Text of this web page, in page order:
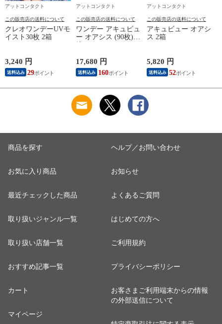
アットコンタクト
この販売店の送料について
クレオワンデーUVモ
イスト30枚 2箱
3,240 円
送料込み 29
アットコンタクト
この販売店の送料について
ワンデー アキュビュ
ー オアシス (90枚) 2
箱
17,680 円
送料込み 160
アットコンタクト
この販売店の送料について
アキュビュー オアシ
ス 2箱
5,820 円
送料込み 52
商品を探す
お気に入り商品
最近チェックした商品
取り扱いジャンル一覧
取り扱い店舗一覧
おすすめ記事一覧
カート
マイページ
ヘルプ／お問い合わせ
お知らせ
よくあるご質問
はじめての方へ
ご利用規約
プライバシーポリシー
お客さまご利用端末からの情報
の外部送信について